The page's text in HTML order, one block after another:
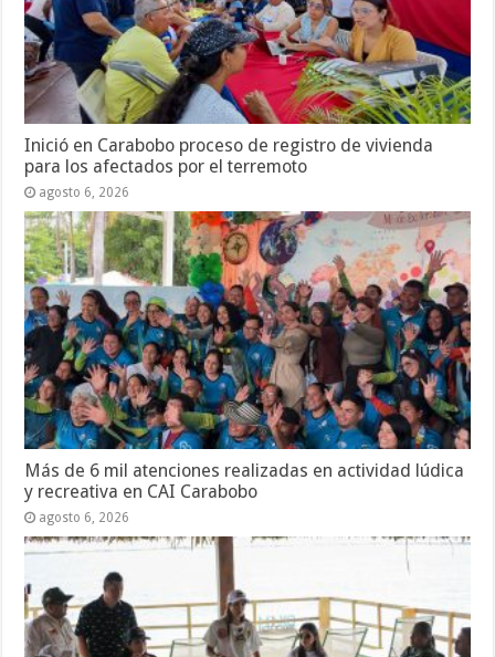
Inició en Carabobo proceso de registro de vivienda
para los afectados por el terremoto
agosto 6, 2026
Más de 6 mil atenciones realizadas en actividad lúdica
y recreativa en CAI Carabobo
agosto 6, 2026